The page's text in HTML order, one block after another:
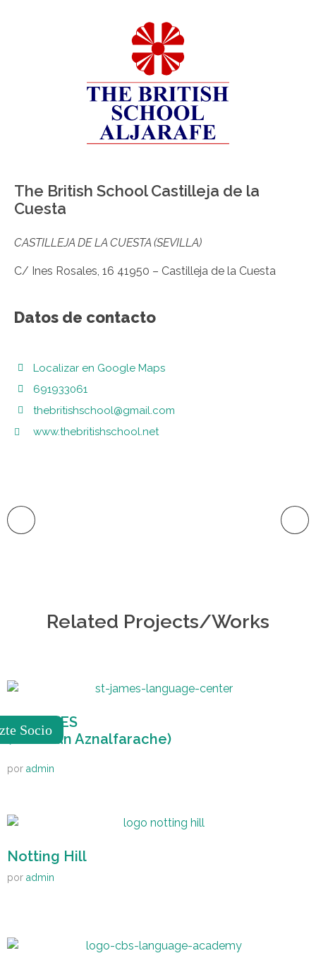
The British School Castilleja de la
Cuesta
CASTILLEJA DE LA CUESTA (SEVILLA)
C/ Ines Rosales, 16 41950 – Castilleja de la Cuesta
Datos de contacto
Localizar en Google Maps
691933061
thebritishschool@gmail.com
www.thebritishschool.net
Related Projects/Works
ST. JAMES
(San Juan Aznalfarache)
por admin
Notting Hill
por admin
Socio